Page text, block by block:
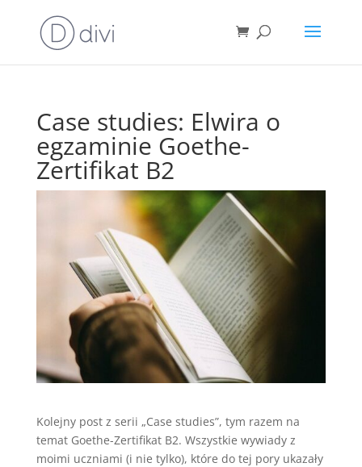
Case studies: Elwira o
egzaminie Goethe-
Zertifikat B2
Kolejny post z serii „Case studies”, tym razem na
temat Goethe-Zertifikat B2. Wszystkie wywiady z
moimi uczniami (i nie tylko), które do tej pory ukazały